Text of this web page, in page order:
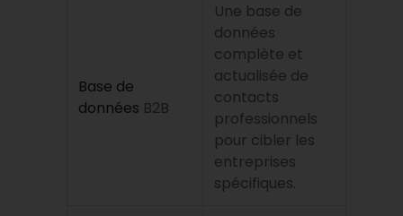
Base de
données B2B
Une base de
données
complète et
actualisée de
contacts
professionnels
pour cibler les
entreprises
spécifiques.